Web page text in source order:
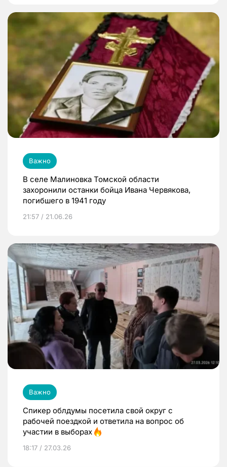
Важно
В селе Малиновка Томской области
захоронили останки бойца Ивана Червякова,
погибшего в 1941 году
21:57 / 21.06.26
Важно
Спикер облдумы посетила свой округ с
рабочей поездкой и ответила на вопрос об
участии в выборах
18:17 / 27.03.26